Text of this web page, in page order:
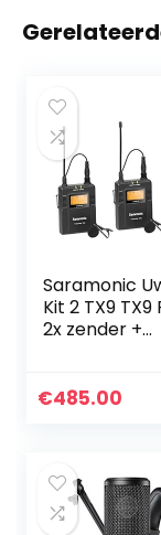
Saramonic
Kit 2 TX9 TX9
2x zender +
€485.00